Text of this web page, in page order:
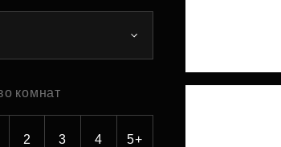
комнат
2 3 4 5+